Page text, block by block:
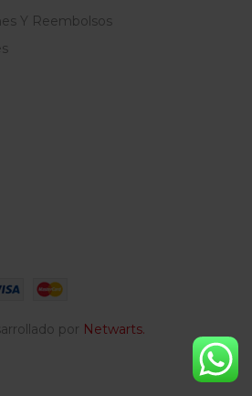
Y Reembolsos
por Netwarts.